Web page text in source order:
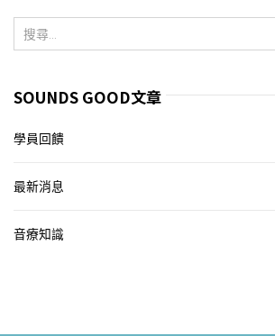
SOUNDS GOOD文章
學員回饋
最新消息
音療知識